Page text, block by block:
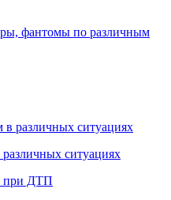
фантомы по различным
ситуациях